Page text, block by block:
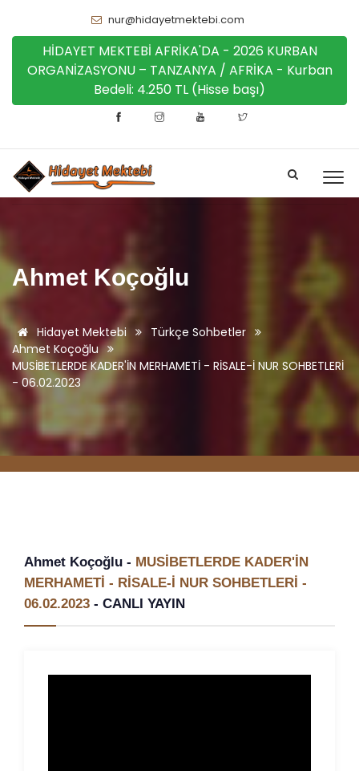
nur@hidayetmektebi.com
HİDAYET MEKTEBİ AFRİKA'DA - 2026 KURBAN
ORGANİZASYONU – TANZANYA / AFRİKA - Kurban
Bedeli: 4.250 TL (Hisse başı)
Ahmet Koçoğlu
Hidayet Mektebi
Türkçe Sohbetler
Ahmet Koçoğlu
MUSİBETLERDE KADER'İN MERHAMETİ - RİSALE-İ NUR SOHBETLERİ
- 06.02.2023
Ahmet Koçoğlu - MUSİBETLERDE KADER'İN
MERHAMETİ - RİSALE-İ NUR SOHBETLERİ -
06.02.2023 - CANLI YAYIN